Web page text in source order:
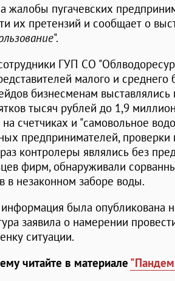
жалобы пугачевских
их претензий и сообщает о
".
ГУП СО
малого и
бизнесменам
тысяч рублей до 1,9
счетчиках и "самовольное
предпринимателей,
контролеры являлись без
фирм, обнаруживали
в незаконном заборе воды.
информация была опубликована
заявила о намерении
ситуации.
читайте в материале